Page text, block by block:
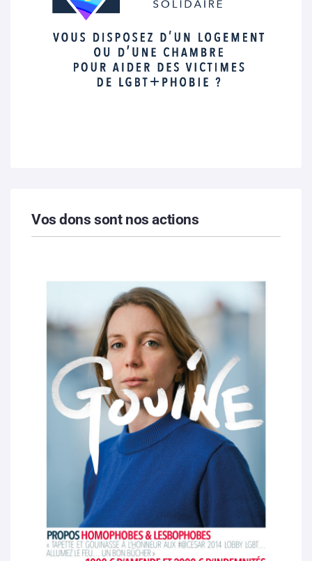
Vos dons sont nos actions